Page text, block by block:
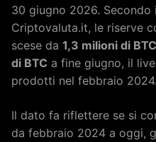
30 giugno 2026.
Criptovaluta.it, le riserve
scese da 1,3 milioni di BTC
di BTC a fine giugno, il
prodotti nel febbraio 2024.
Il dato fa riflettere se si
da febbraio 2024 a oggi,